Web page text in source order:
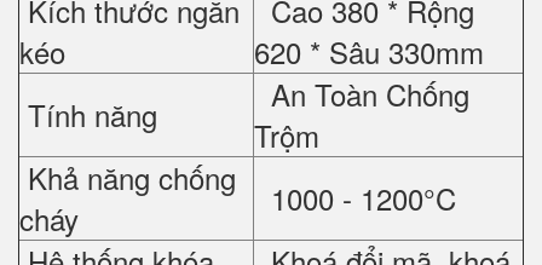
Kích thước ngăn
kéo
Cao 380 * Rộng
620 * Sâu 330mm
Tính năng
An Toàn Chống
Trộm
Khả năng chống
cháy
1000 - 1200°C